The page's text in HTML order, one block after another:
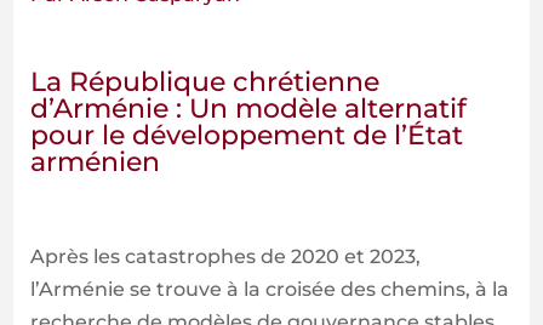
La République chrétienne
d’Arménie : Un modèle alternatif
pour le développement de l’État
arménien
Après les catastrophes de 2020 et 2023,
l’Arménie se trouve à la croisée des chemins, à la